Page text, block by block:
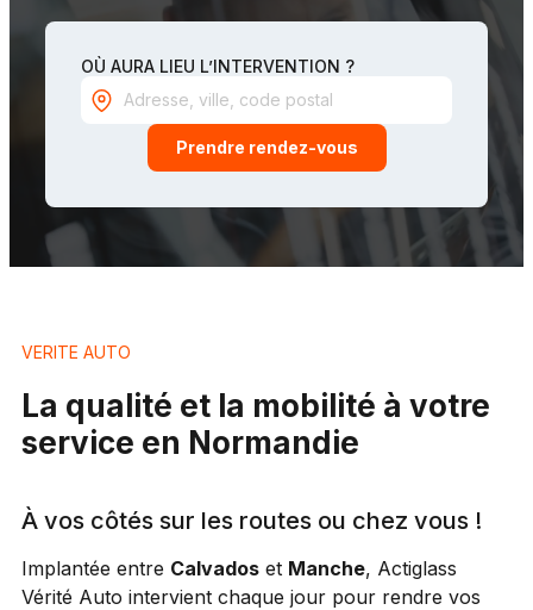
OÙ AURA LIEU L’INTERVENTION ?
Prendre rendez-vous
VERITE AUTO
La qualité et la mobilité à votre
service en Normandie
À vos côtés sur les routes ou chez vous !
Implantée entre Calvados et Manche, Actiglass
Vérité Auto intervient chaque jour pour rendre vos